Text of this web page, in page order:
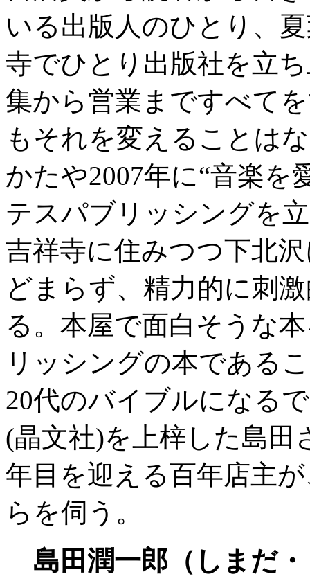
いる出版人のひとり、
寺でひとり出版社を立
集から営業まですべて
もそれを変えることは
かたや2007年に“音楽を
テスパブリッシングを
吉祥寺に住みつつ下北
どまらず、精力的に刺
る。本屋で面白そうな
リッシングの本である
20代のバイブルになる
(晶文社)を上梓した島田
年目を迎える百年店主
らを伺う。
島田潤一郎（しまだ